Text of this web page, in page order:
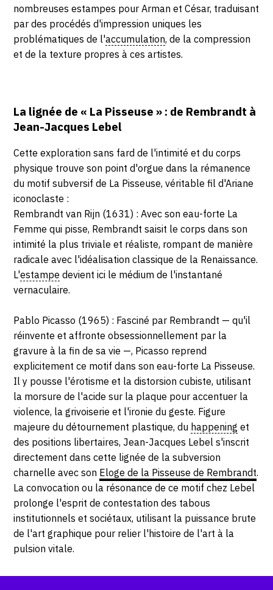
nombreuses estampes pour Arman et César, traduisant
par des procédés d'impression uniques les
problématiques de l'accumulation, de la compression
et de la texture propres à ces artistes.
La lignée de « La Pisseuse » : de Rembrandt à
Jean-Jacques Lebel
Cette exploration sans fard de l'intimité et du corps
physique trouve son point d'orgue dans la rémanence
du motif subversif de La Pisseuse, véritable fil d'Ariane
iconoclaste :
Rembrandt van Rijn (1631) : Avec son eau-forte La
Femme qui pisse, Rembrandt saisit le corps dans son
intimité la plus triviale et réaliste, rompant de manière
radicale avec l'idéalisation classique de la Renaissance.
L'estampe devient ici le médium de l'instantané
vernaculaire.
Pablo Picasso (1965) : Fasciné par Rembrandt — qu'il
réinvente et affronte obsessionnellement par la
gravure à la fin de sa vie —, Picasso reprend
explicitement ce motif dans son eau-forte La Pisseuse.
Il y pousse l'érotisme et la distorsion cubiste, utilisant
la morsure de l'acide sur la plaque pour accentuer la
violence, la grivoiserie et l'ironie du geste. Figure
majeure du détournement plastique, du happening et
des positions libertaires, Jean-Jacques Lebel s'inscrit
directement dans cette lignée de la subversion
charnelle avec son Eloge de la Pisseuse de Rembrandt.
La convocation ou la résonance de ce motif chez Lebel
prolonge l'esprit de contestation des tabous
institutionnels et sociétaux, utilisant la puissance brute
de l'art graphique pour relier l'histoire de l'art à la
pulsion vitale.